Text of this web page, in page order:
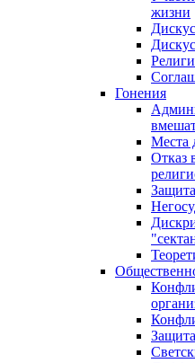
жизни
Гонения
Места
Отказ